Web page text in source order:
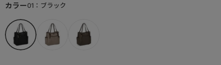
カラー01：ブラック